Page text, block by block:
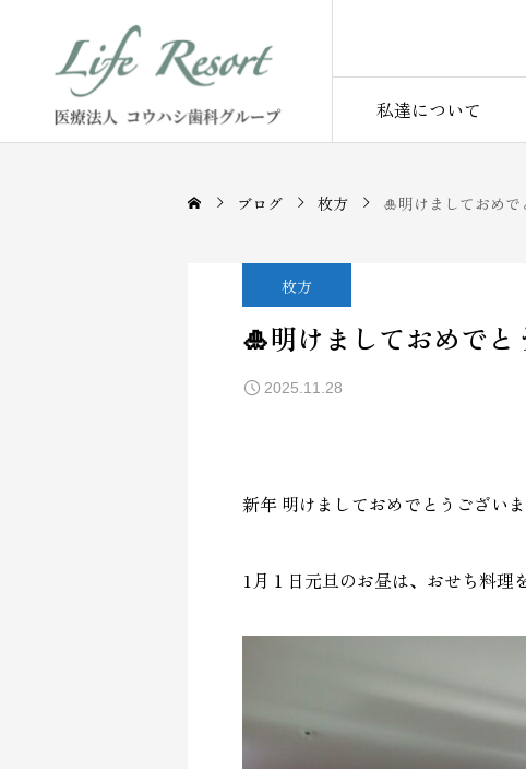
私達について
ブログ 枚方 🎍明けましておめ
枚方
🎍明けましておめでと
2025.11.28
新年 明けましておめでとうござい
1月１日元旦のお昼は、おせち料理